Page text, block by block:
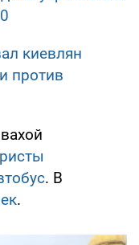
киевлян
против
. В
.